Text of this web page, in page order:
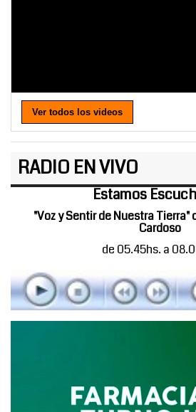
Ver todos los videos
RADIO EN VIVO
Estamos
"Voz y Sentir de Nuestra Tierra"
Cardoso
de 05.45hs. a